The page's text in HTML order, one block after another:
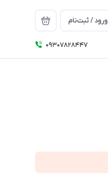
ورود / ثبت‌نام
09307828447